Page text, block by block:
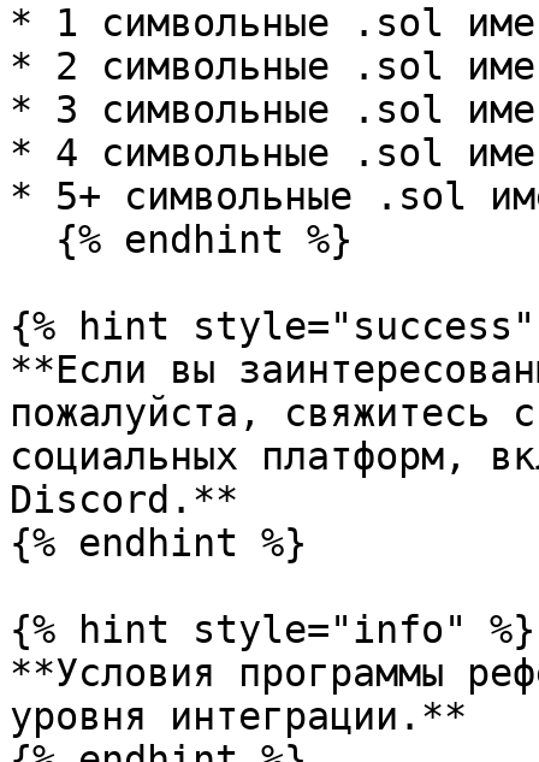
* 1 символьные .sol
* 2 символьные .sol
* 3 символьные .sol
* 4 символьные .sol
* 5+ символьные .sol
{% hint style="success"
**Если вы
пожалуйста, свяжитесь
социальных платформ,
Discord.**
{% endhint %}
{% hint style="info" %}
**Условия программы
уровня интеграции.**